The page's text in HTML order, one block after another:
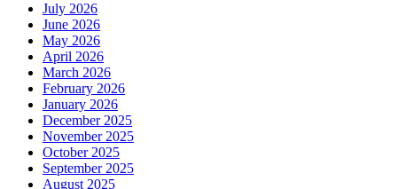
July 2026
June 2026
May 2026
April 2026
March 2026
February 2026
January 2026
December 2025
November 2025
October 2025
September 2025
August 2025